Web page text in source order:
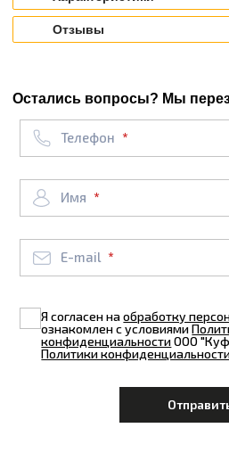
Отзывы
Остались вопросы? Мы
Телефон
Имя
E-mail
Я согласен наобработку
ознакомлен с условиями
конфиденциальностиООО
Политики